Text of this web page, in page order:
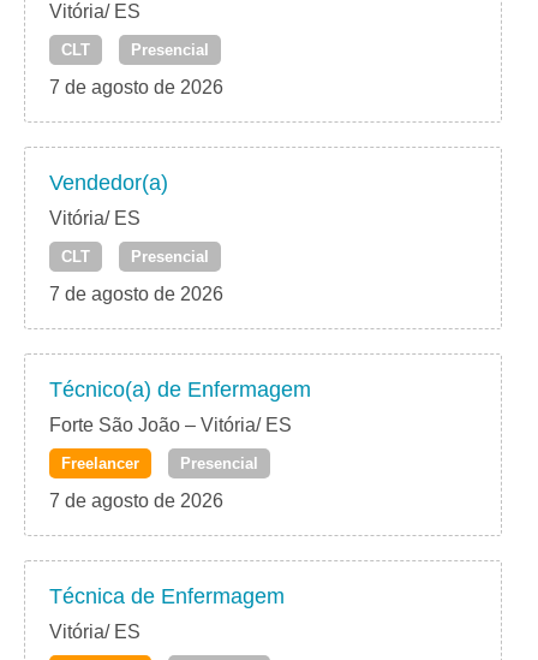
Vitória/ ES
CLT Presencial
7 de agosto de 2026
Vendedor(a)
Vitória/ ES
CLT Presencial
7 de agosto de 2026
Técnico(a) de Enfermagem
Forte São João – Vitória/ ES
Freelancer Presencial
7 de agosto de 2026
Técnica de Enfermagem
Vitória/ ES